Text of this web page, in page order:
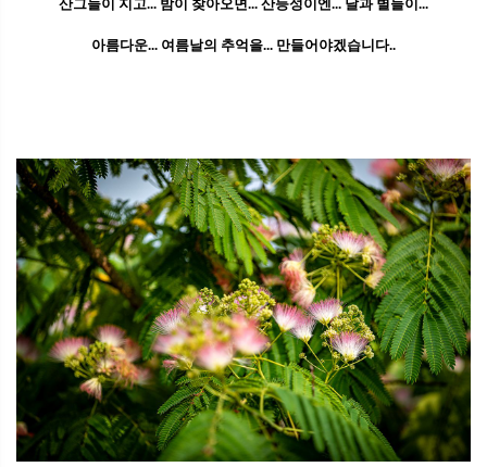
산그늘이 지고... 밤이 찾아오면... 산등성이엔... 달과 별들이...
아름다운... 여름날의 추억을... 만들어야겠습니다..